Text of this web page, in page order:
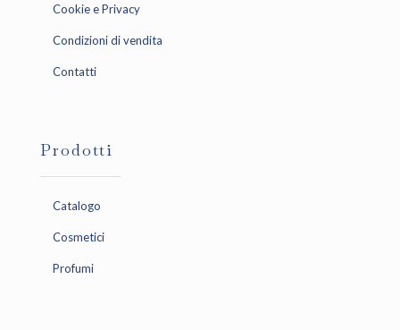
Cookie e Privacy
Condizioni di vendita
Contatti
Prodotti
Catalogo
Cosmetici
Profumi